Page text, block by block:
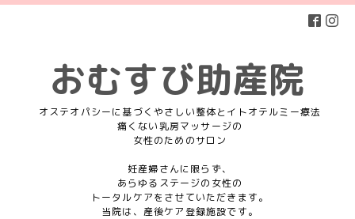
おむすび助産院
オステオパシーに基づくやさしい整体とイトオテルミー療法
痛くない乳房マッサージの
女性のためのサロン
妊産婦さんに限らず、
あらゆるステージの女性の
トータルケアをさせていただきます。
当院は、産後ケア登録施設です。